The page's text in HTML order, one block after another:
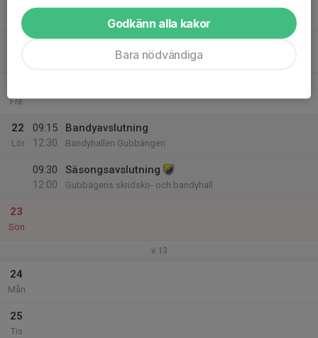
Ons
Bandyhallen Gubbängen
Fre
22
Lör
09:15
12:30
Bandyavslutning
Bandyhallen Gubbängen
09:30
12:00
Säsongsavslutning
Gubbägens skridsko- och bandyhall
23
Sön
v.13
24
Mån
25
Tis
Godkänn alla kakor
Bara nödvändiga